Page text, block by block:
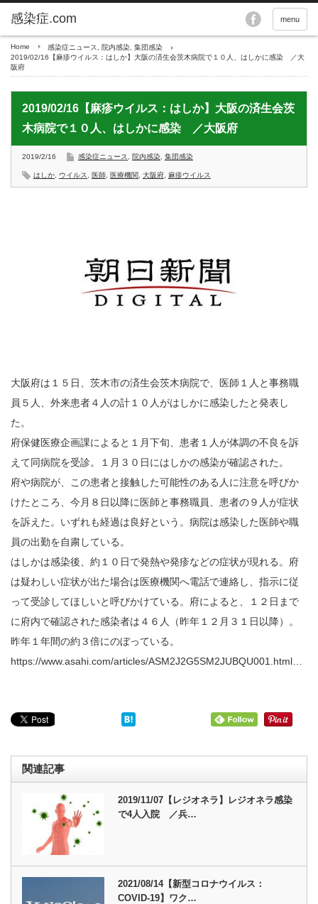
menu
Home 感染症ニュース 院内感染 集団感染
2019/02/16【麻疹ウイルス：はしか】大阪の済生会茨木病院で１０人、はしかに感染 ／大
阪府
2019/02/16【麻疹ウイルス：はしか】大阪の済生会茨
木病院で１０人、はしかに感染 ／大阪府
2019/2/16 感染症ニュース 院内感染 集団感染
はしか ウイルス 医師 医療機関 大阪府 麻疹ウイルス
大阪府は１５日、茨木市の済生会茨木病院で、医師１人と事務職
員５人、外来患者４人の計１０人がはしかに感染したと発表し
た。
府保健医療企画課によると１月下旬、患者１人が体調の不良を訴
えて同病院を受診。１月３０日にはしかの感染が確認された。
府や病院が、この患者と接触した可能性のある人に注意を呼びか
けたところ、今月８日以降に医師と事務職員、患者の９人が症状
を訴えた。いずれも経過は良好という。病院は感染した医師や職
員の出勤を自粛している。
はしかは感染後、約１０日で発熱や発疹などの症状が現れる。府
は疑わしい症状が出た場合は医療機関へ電話で連絡し、指示に従
って受診してほしいと呼びかけている。府によると、１２日まで
に府内で確認された感染者は４６人（昨年１２月３１日以降）。
昨年１年間の約３倍にのぼっている。
https://www.asahi.com/articles/ASM2J2G5SM2JUBQU001.html…
関連記事
2019/11/07【レジオネラ】レジオネラ感染
で4人入院 ／兵…
2021/08/14【新型コロナウイルス：
COVID-19】ワク…